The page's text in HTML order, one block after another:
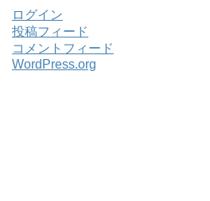
ログイン
投稿フィード
コメントフィード
WordPress.org